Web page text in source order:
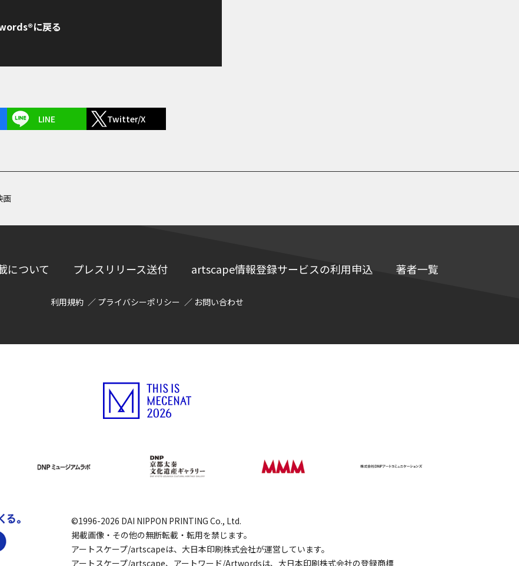
に戻る
LINE Twitter/X
画
について プレスリリース送付 artscape情報登録サービスの利用申込 著者一覧
利用規約 プライバシーポリシー お問い合わせ
©1996-2026 DAI NIPPON PRINTING Co., Ltd.
掲載画像・その他の無断転載・転用を禁じます。
アートスケープ/artscapeは、大日本印刷株式会社が運営しています。
アートスケープ/artscape、アートワード/Artwordsは、大日本印刷株式会社の登録商標